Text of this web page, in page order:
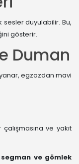
sesler duyulabilir. Bu,
gösterir.
Duman
egzozdan mavi
ve yakıt
ve gömlek